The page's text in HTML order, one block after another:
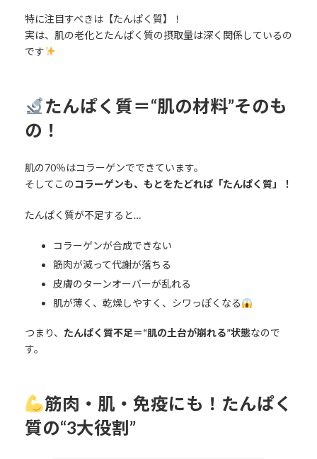
特に注目すべきは【たんぱく質】！
実は、肌の老化とたんぱく質の摂取量は深く関係しているの
です
たんぱく質＝“肌の材料”そのも
の！
肌の70％はコラーゲンでできています。
そしてこのコラーゲンも、もとをたどれば「たんぱく質」！
たんぱく質が不足すると…
コラーゲンが合成できない
筋肉が減って代謝が落ちる
皮膚のターンオーバーが乱れる
肌が薄く、乾燥しやすく、シワっぽくなる
つまり、 たんぱく質不足＝“肌の土台が崩れる”状態なので
す。
筋肉・肌・免疫にも！たんぱく
質の“3大役割”